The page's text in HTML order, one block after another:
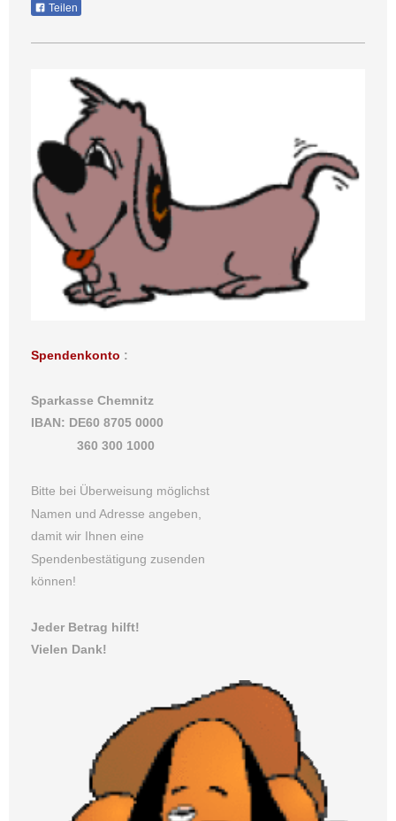
Teilen
Spendenkonto :
Sparkasse Chemnitz
IBAN: DE60 8705 0000
360 300 1000
Bitte bei Überweisung möglichst
Namen und Adresse angeben,
damit wir Ihnen eine
Spendenbestätigung zusenden
können!
Jeder Betrag hilft!
Vielen Dank!